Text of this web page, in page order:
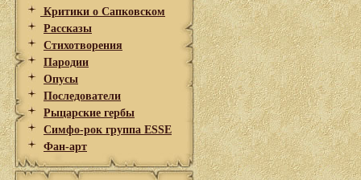
Критики о Сапковском
Рассказы
Стихотворения
Пародии
Опусы
Последователи
Рыцарские гербы
Симфо-рок группа ESSE
Фан-арт